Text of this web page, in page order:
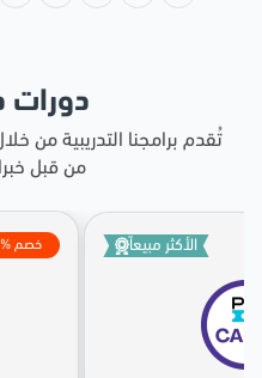
دورات
تُقدم برامجنا التدريبية من
من قبل
80% خصم الأكثر مبيعاً